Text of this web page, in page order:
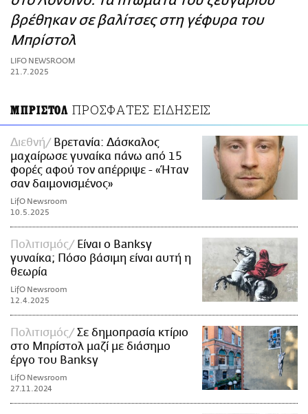
ΑΜΠΑ
PRINT
βρέθηκαν σε βαλίτσες στη γέφυρα του
Μπρίστολ
LIFO NEWSROOM
21.7.2025
ΜΠΡΙΣΤΟΛ ΠΡΟΣΦΑΤΕΣ ΕΙΔΗΣΕΙΣ
Διεθνή
Βρετανία: Δάσκαλος
μαχαίρωσε γυναίκα πάνω από 15
φορές αφού τον απέρριψε - «Ήταν
σαν δαιμονισμένος»
LifO Newsroom
10.5.2025
Πολιτισμός
Είναι ο Banksy
γυναίκα; Πόσο βάσιμη είναι αυτή η
θεωρία
LifO Newsroom
12.4.2025
Πολιτισμός
Σε δημοπρασία κτίριο
στο Μπρίστολ μαζί με διάσημο
έργο του Banksy
LifO Newsroom
27.11.2024